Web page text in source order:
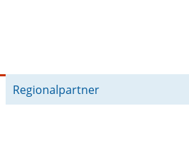
Regionalpartner